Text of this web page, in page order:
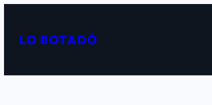
contingut
LO BOTADÓ